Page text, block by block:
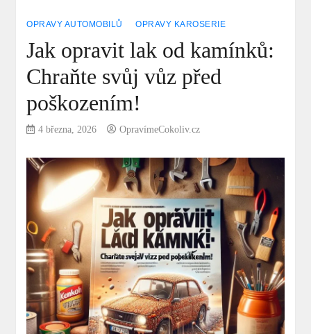
OPRAVY AUTOMOBILŮ OPRAVY KAROSERIE
Jak opravit lak od kamínků:
Chraňte svůj vůz před
poškozením!
4 března, 2026 OpravímeCokoliv.cz